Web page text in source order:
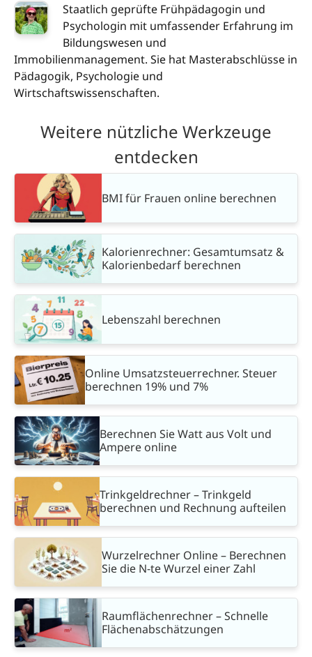
Staatlich geprüfte Frühpädagogin und
Psychologin mit umfassender Erfahrung im
Bildungswesen und
Immobilienmanagement. Sie hat Masterabschlüsse in
Pädagogik, Psychologie und
Wirtschaftswissenschaften.
Weitere nützliche Werkzeuge
entdecken
BMI für Frauen online berechnen
Kalorienrechner: Gesamtumsatz &
Kalorienbedarf berechnen
Lebenszahl berechnen
Online Umsatzsteuerrechner. Steuer
berechnen 19% und 7%
Berechnen Sie Watt aus Volt und
Ampere online
Trinkgeldrechner – Trinkgeld
berechnen und Rechnung aufteilen
Wurzelrechner Online – Berechnen
Sie die N-te Wurzel einer Zahl
Raumflächenrechner – Schnelle
Flächenabschätzungen